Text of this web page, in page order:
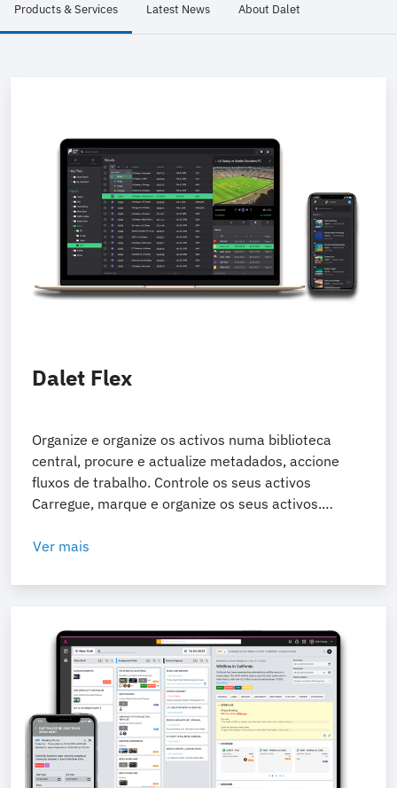
Products & Services Latest News About Dalet
Dalet Flex
Organize e organize os activos numa biblioteca
central, procure e actualize metadados, accione
fluxos de trabalho. Controle os seus activos
Carregue, marque e organize os seus activos.
colecções para organizar e preparar conteúdos
tarefas dos utilizadores. Conduza fluxos de trabalho
código de tempo. Controlo de acesso refinado e
funções de partilha.
Ver mais